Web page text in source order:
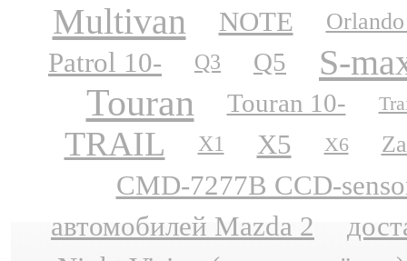
Multivan NOTE
Patrol 10- Q3 Q5 S-
Touran Touran 10-
TRAIL X1 X5 X6
CMD-7277B CCD-
автомобилей Mazda 2